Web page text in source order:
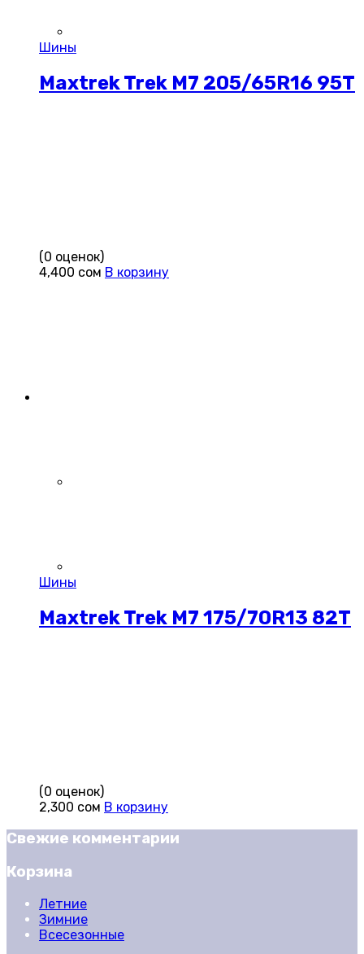
Шины
Maxtrek Trek M7 205/65R16 95T
(0 оценок)
4,400 сом В корзину
Шины
Maxtrek Trek M7 175/70R13 82T
(0 оценок)
2,300 сом В корзину
Свежие комментарии
Корзина
Летние
Зимние
Всесезонные